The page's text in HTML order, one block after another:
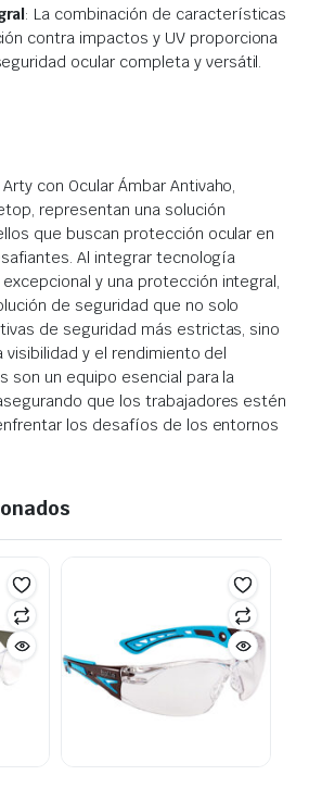
: La combinación de características
contra impactos y UV proporciona
ocular completa y versátil.
con Ocular Ámbar Antivaho,
representan una solución
que buscan protección ocular en
Al integrar tecnología
y una protección integral,
de seguridad que no solo
de seguridad más estrictas, sino
visibilidad y el rendimiento del
son un equipo esencial para la
que los trabajadores estén
los desafíos de los entornos